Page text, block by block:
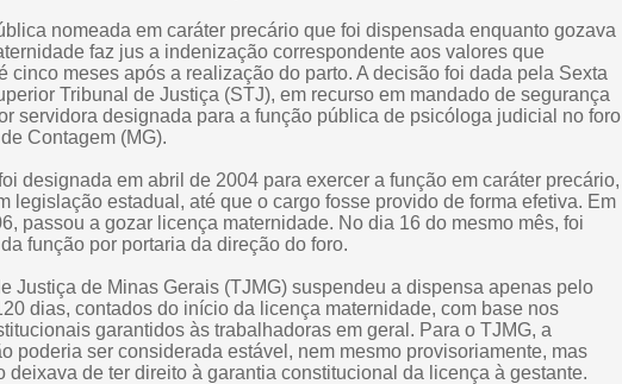
nomeada em caráter precário que foi dispensada enquanto gozava
faz jus a indenização correspondente aos valores que
cinco meses após a realização do parto. A decisão foi dada pela Sexta
Tribunal de Justiça (STJ), em recurso em mandado de segurança
servidora designada para a função pública de psicóloga judicial no foro
Contagem (MG).
designada em abril de 2004 para exercer a função em caráter precário,
legislação estadual, até que o cargo fosse provido de forma efetiva. Em
passou a gozar licença maternidade. No dia 16 do mesmo mês, foi
função por portaria da direção do foro.
Justiça de Minas Gerais (TJMG) suspendeu a dispensa apenas pelo
dias, contados do início da licença maternidade, com base nos
garantidos às trabalhadoras em geral. Para o TJMG, a
poderia ser considerada estável, nem mesmo provisoriamente, mas
deixava de ter direito à garantia constitucional da licença à gestante.